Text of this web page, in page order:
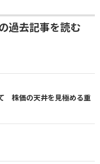
過去記事を読む
株価の天井を見極める重